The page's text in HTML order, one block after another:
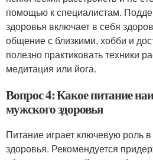
помощью к специалистам.
здоровья включает в себя
общение с близкими, хобби и
полезно практиковать техники
медитация или йога.
Вопрос 4: Какое питание
мужского здоровья
Питание играет ключевую роль
здоровья. Рекомендуется